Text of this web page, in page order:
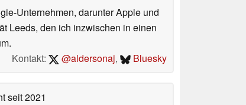
Unternehmen, darunter Apple und
Leeds, den ich inzwischen in einen
Kontakt:
@aldersonaj, Bluesky
seit 2021